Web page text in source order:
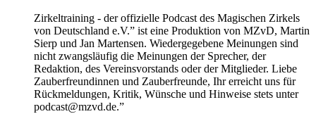
Zirkeltraining - der offizielle Podcast des Magischen Zirkels
von Deutschland e.V.” ist eine Produktion von MZvD, Martin
Sierp und Jan Martensen. Wiedergegebene Meinungen sind
nicht zwangsläufig die Meinungen der Sprecher, der
Redaktion, des Vereinsvorstands oder der Mitglieder. Liebe
Zauberfreundinnen und Zauberfreunde, Ihr erreicht uns für
Rückmeldungen, Kritik, Wünsche und Hinweise stets unter
podcast@mzvd.de.”